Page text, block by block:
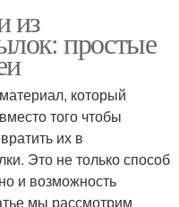
из
простые
который
того чтобы
их в
Это не только способ
и возможность
мы рассмотрим